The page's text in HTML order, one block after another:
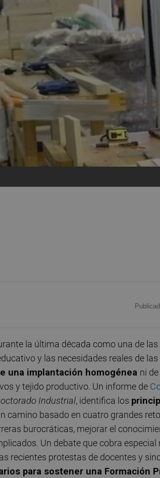
la última década como una de
y las necesidades reales de
una implantación homogénea ni
y tejido productivo. Un informe de
Industrial, identifica los
camino basado en cuatro grandes
burocráticas, mejorar el
Un debate que cobra especial
recientes protestas de docentes y
para sostener una Formación